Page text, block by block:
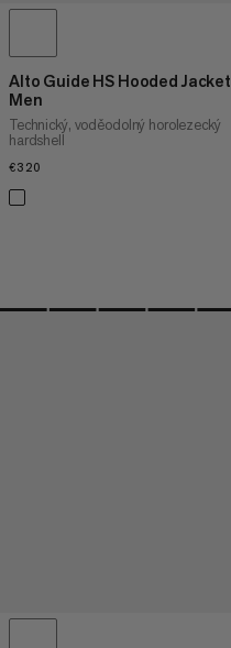
Alto Guide HS Hooded Jacket
Men
Technický, voděodolný horolezecký
hardshell
€320